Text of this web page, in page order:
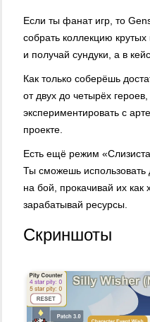
Если ты фанат игр, то
собрать коллекцию
и получай сундуки, а в
Как только соберёшь
от двух до четырёх
экспериментировать с
проекте.
Есть ещё режим
Ты сможешь
на бой, прокачивай их
зарабатывай ресурсы.
Скриншоты